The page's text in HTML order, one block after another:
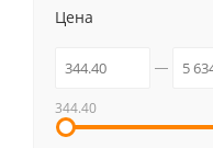
Цена
344.40